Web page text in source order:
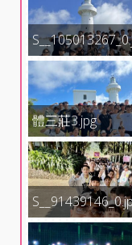
體三莊3.jpg